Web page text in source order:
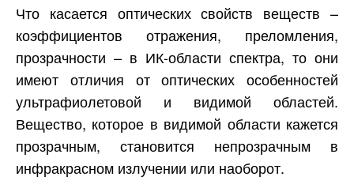
Что касается оптических свойств веществ –
коэффициентов отражения, преломления,
прозрачности – в ИК-области спектра, то они
имеют отличия от оптических особенностей
ультрафиолетовой и видимой областей.
Вещество, которое в видимой области кажется
прозрачным, становится непрозрачным в
инфракрасном излучении или наоборот.